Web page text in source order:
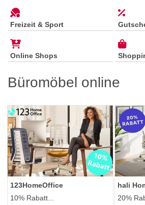
Freizeit & Sport
Online Shops
Büromöbel online
123HomeOffice
10% Rabatt...
hali
20%